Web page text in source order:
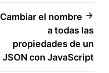
Cambiar el nombre
a todas las
propiedades de un
JSON con JavaScript